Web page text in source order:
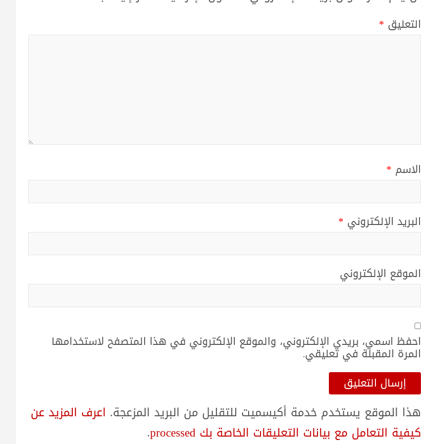
التعليق *
الاسم *
البريد الإلكتروني *
الموقع الإلكتروني
احفظ اسمي، بريدي الإلكتروني، والموقع الإلكتروني في هذا المتصفح لاستخدامها
المرة المقبلة في تعليقي.
هذا الموقع يستخدم خدمة أكيسميت للتقليل من البريد المزعجة. اعرف المزيد عن
كيفية التعامل مع بيانات التعليقات الخاصة بك processed
.